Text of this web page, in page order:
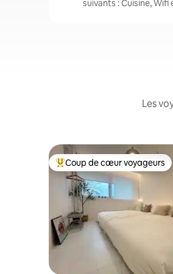
suivants : Cuisine, Wifi
Les
Coups de cœur voyageurs
Coup de cœur voyageurs